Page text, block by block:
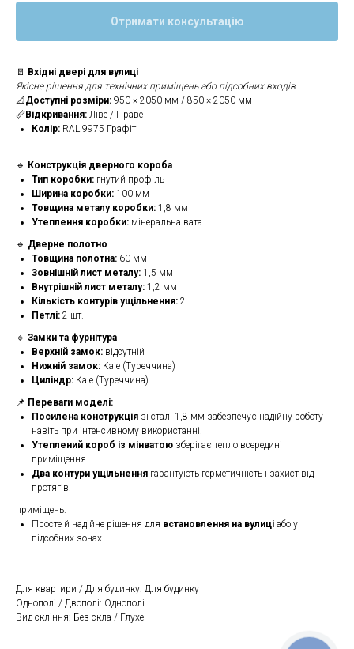
Отримати консультацію
🚪 Вхідні двері для вулиці
Якісне рішення для технічних приміщень або підсобних входів
📐 Доступні розміри: 950 × 2050 мм / 850 × 2050 мм
📏Відкривання: Ліве / Праве
Колір: RAL 9975 Графіт
🔹 Конструкція дверного короба
Тип коробки: гнутий профіль
Ширина коробки: 100 мм
Товщина металу коробки: 1,8 мм
Утеплення коробки: мінеральна вата
🔹 Дверне полотно
Товщина полотна: 60 мм
Зовнішній лист металу: 1,5 мм
Внутрішній лист металу: 1,2 мм
Кількість контурів ущільнення: 2
Петлі: 2 шт.
🔹 Замки та фурнітура
Верхній замок: відсутній
Нижній замок: Kale (Туреччина)
Циліндр: Kale (Туреччина)
📌 Переваги моделі:
Посилена конструкція зі сталі 1,8 мм забезпечує надійну роботу
навіть при інтенсивному використанні.
Утеплений короб із мінватою зберігає тепло всередині
приміщення.
Два контури ущільнення гарантують герметичність і захист від
протягів.
приміщень.
Просте й надійне рішення для встановлення на вулиці або у
підсобних зонах.
Для квартири / Для будинку: Для будинку
Однополі / Двополі: Однополі
Вид скління: Без скла / Глухе